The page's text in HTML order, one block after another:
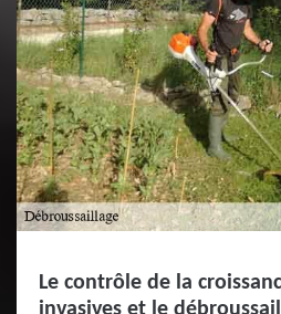
Le contrôle de la